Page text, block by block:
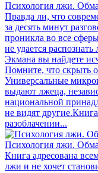
Психология лжи.
Правда ли, что
за десять минут
проникла во все
не удается
Экмана вы найдете
Помните, что скрыть
Универсальные
выдают лжеца,
национальной
не видят
разоблачении...
Психология лжи.
Книга адресована
лжи и не хочет